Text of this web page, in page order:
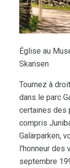
Église au
Skansen
Tournez à
dans le parc
certaines des
compris
Galärparken,
l'honneur des
septembre